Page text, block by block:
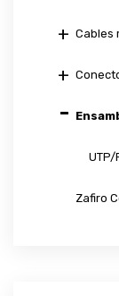
Cables
UTP/
Zafiro